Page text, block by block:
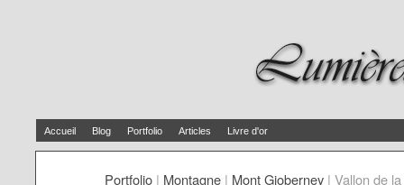
Accueil Blog Portfolio Articles Livre d'or
Portfolio | Montagne | Mont Gioberney | Vallon de